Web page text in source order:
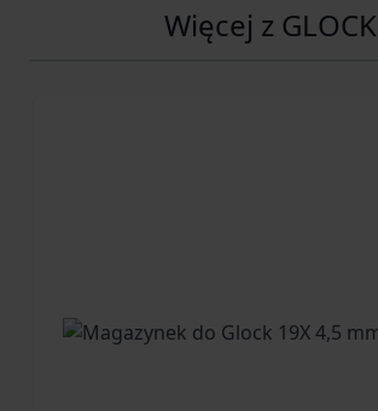
Więcej z GLOCK